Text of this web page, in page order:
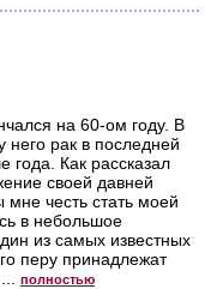
на 60-ом году. В
рак в последней
года. Как рассказал
своей давней
честь стать моей
в небольшое
из самых известных
перу принадлежат
полностью